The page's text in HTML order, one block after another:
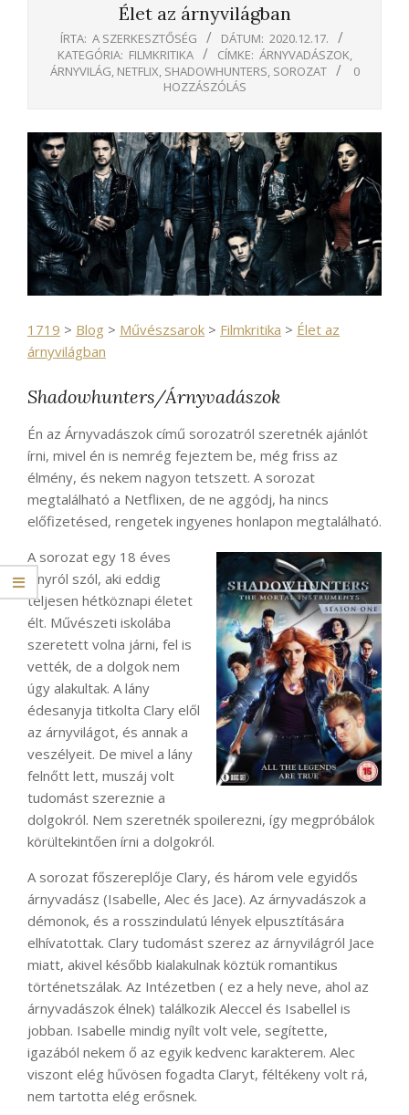
Élet az árnyvilágban
ÍRTA: A SZERKESZTŐSÉG DÁTUM: 2020.12.17.
KATEGÓRIA: FILMKRITIKA CÍMKE: ÁRNYVADÁSZOK,
ÁRNYVILÁG, NETFLIX, SHADOWHUNTERS, SOROZAT
0
HOZZÁSZÓLÁS
1719 > Blog > Művészsarok > Filmkritika > Élet az
árnyvilágban
Shadowhunters/Árnyvadászok
Én az Árnyvadászok című sorozatról szeretnék ajánlót
írni, mivel én is nemrég fejeztem be, még friss az
élmény, és nekem nagyon tetszett. A sorozat
megtalálható a Netflixen, de ne aggódj, ha nincs
előfizetésed, rengetek ingyenes honlapon megtalálható.
A sorozat egy 18 éves
lányról szól, aki eddig
teljesen hétköznapi életet
élt. Művészeti iskolába
szeretett volna járni, fel is
vették, de a dolgok nem
úgy alakultak. A lány
édesanyja titkolta Clary elől
az árnyvilágot, és annak a
veszélyeit. De mivel a lány
felnőtt lett, muszáj volt
tudomást szereznie a
dolgokról. Nem szeretnék spoilerezni, így megpróbálok
körültekintően írni a dolgokról.
A sorozat főszereplője Clary, és három vele egyidős
árnyvadász (Isabelle, Alec és Jace). Az árnyvadászok a
démonok, és a rosszindulatú lények elpusztítására
elhívatottak. Clary tudomást szerez az árnyvilágról Jace
miatt, akivel később kialakulnak köztük romantikus
történetszálak. Az Intézetben ( ez a hely neve, ahol az
árnyvadászok élnek) találkozik Aleccel és Isabellel is
jobban. Isabelle mindig nyílt volt vele, segítette,
igazából nekem ő az egyik kedvenc karakterem. Alec
viszont elég hűvösen fogadta Claryt, féltékeny volt rá,
nem tartotta elég erősnek.